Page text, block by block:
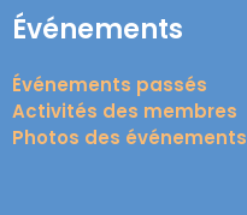
Événements
Événements passés
Activités des membres
Photos des événements